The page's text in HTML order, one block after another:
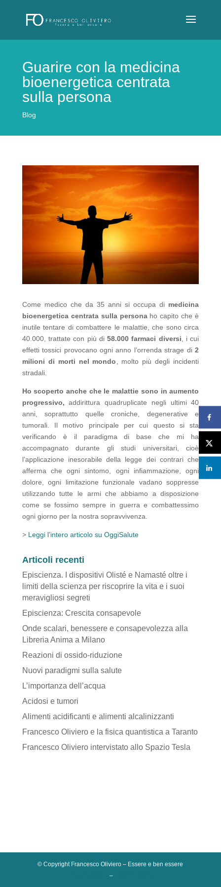
Guarire con la medicina
bioenergetica centrata
sulla persona
Blog
Come medico che da 35 anni si occupa di medicina
bioenergetica centrata sulla personaho capito che è
inutile tentare di combattere le malattie, che sono circa
40.000, trattate con più di58.000 farmaci diversi, i cui
effetti tossici provocano ogni anno l’orrenda strage di2
milioni di morti nel mondo, molto più degli incidenti
stradali.
Ho scoperto anche che le malattie sono in aumento
progressivo, addirittura quadruplicate negli ultimi 40
anni, soprattutto quelle croniche, degenerative e
tumorali. Il motivo principale per cui questo si sta
verificando è il paradigma di base che mi ha
accompagnato durante gli studi universitari, cioè
l’applicazione inesorabile della legge dei contrari che
afferma che ogni sintomo, ogni infiammazione, ogni
dolore, ogni limitazione funzionale vadano soppresse
utilizzando tutte le armi che abbiamo a disposizione
come se fossimo sempre in guerra e combattessimo
ogni giorno per la nostra sopravvivenza.
> Leggi l’intero articolo su OggiSalute
Articoli recenti
Episcienza. I dispositivi Olisté e Namasté oltre i
limiti della scienza per riscoprire la vita e i suoi
meravigliosi segreti
Episcienza: Crescita consapevole
Onde scalari, benessere e consapevolezza alla
Libreria Anima a Milano
Reazioni di ossido-riduzione
Nuovi paradigmi sulla salute
L’importanza dell’acqua
Acidosi e tumori
Alimenti acidificanti e alimenti alcalinizzanti
Francesco Oliviero e la fisica quantistica a Taranto
Francesco Oliviero intervistato allo Spazio Tesla
© Copyright Francesco Oliviero – Essere e ben essere
–